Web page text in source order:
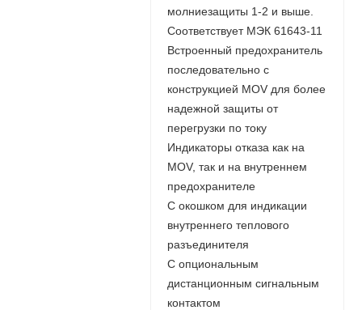
молниезащиты 1-2 и выше.
Соответствует МЭК 61643-11
Встроенный предохранитель
последовательно с
конструкцией MOV для более
надежной защиты от
перегрузки по току
Индикаторы отказа как на
MOV, так и на внутреннем
предохранителе
С окошком для индикации
внутреннего теплового
разъединителя
С опциональным
дистанционным сигнальным
контактом